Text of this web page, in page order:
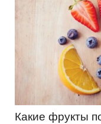
Какие фрукты